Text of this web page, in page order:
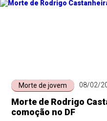
Morte de jovem 08/02/
Morte de Rodrigo
comoção no DF